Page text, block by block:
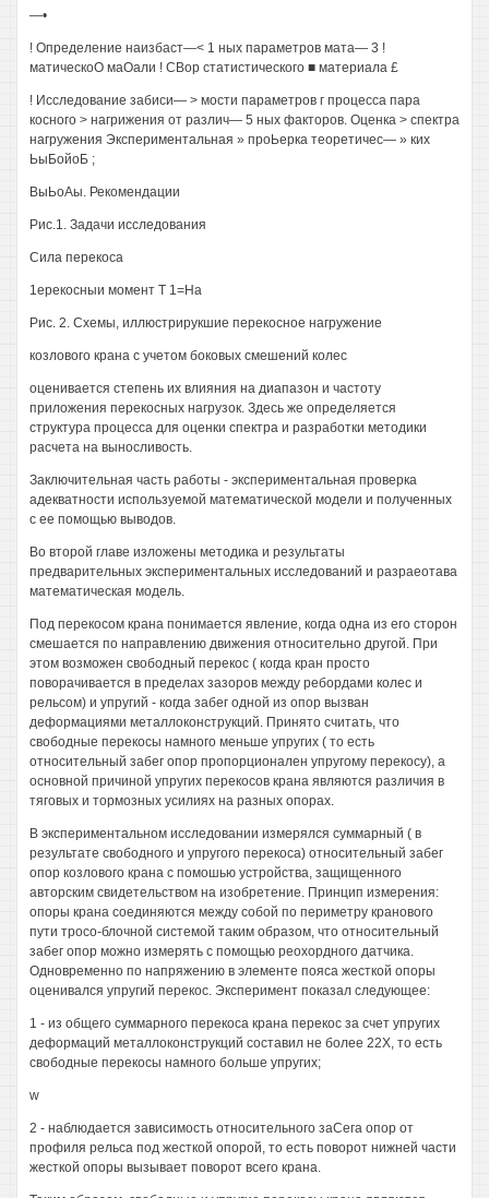
—•
! Определение наизбаст—< 1 ных параметров мата— 3 !
матическоО маОали ! СВор статистического ■ материала £
! Исследование забиси— > мости параметров г процесса пара
косного > нагрижения от различ— 5 ных факторов. Оценка > спектра
нагружения Экспериментальная » проЬерка теоретичес— » ких
ЬыБойоБ ;
ВыЬоАы. Рекомендации
Рис.1. Задачи исследования
Сила перекоса
1ерекосныи момент Т 1=На
Рис. 2. Схемы, иллюстрирукшие перекосное нагружение
козлового крана с учетом боковых смешений колес
оценивается степень их влияния на диапазон и частоту
приложения перекосных нагрузок. Здесь же определяется
структура процесса для оценки спектра и разработки методики
расчета на выносливость.
Заключительная часть работы - экспериментальная проверка
адекватности используемой математической модели и полученных
с ее помощью выводов.
Во второй главе изложены методика и результаты
предварительных экспериментальных исследований и разраеотава
математическая модель.
Под перекосом крана понимается явление, когда одна из его сторон
смешается по направлению движения относительно другой. При
этом возможен свободный перекос ( когда кран просто
поворачивается в пределах зазоров между ребордами колес и
рельсом) и упругий - когда забег одной из опор вызван
деформациями металлоконструкций. Принято считать, что
свободные перекосы намного меньше упругих ( то есть
относительный забег опор пропорционален упругому перекосу), а
основной причиной упругих перекосов крана являются различия в
тяговых и тормозных усилиях на разных опорах.
В экспериментальном исследовании измерялся суммарный ( в
результате свободного и упругого перекоса) относительный забег
опор козлового крана с помошью устройства, защищенного
авторским свидетельством на изобретение. Принцип измерения:
опоры крана соединяются между собой по периметру кранового
пути тросо-блочной системой таким образом, что относительный
забег опор можно измерять с помощью реохордного датчика.
Одновременно по напряжению в элементе пояса жесткой опоры
оценивался упругий перекос. Эксперимент показал следующее:
1 - из общего суммарного перекоса крана перекос за счет упругих
деформаций металлоконструкций составил не более 22Х, то есть
свободные перекосы намного больше упругих;
w
2 - наблюдается зависимость относительного заСега опор от
профиля рельса под жесткой опорой, то есть поворот нижней части
жесткой опоры вызывает поворот всего крана.